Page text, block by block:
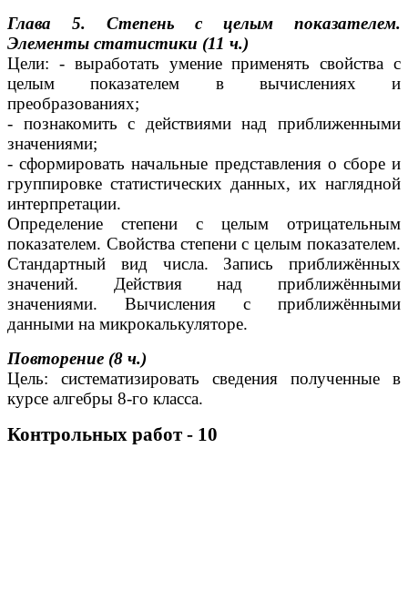
Глава 5. Степень с целым показателем.
Элементы статистики (11 ч.)
Цели: - выработать умение применять свойства с
целым показателем в вычислениях и
преобразованиях;
- познакомить с действиями над приближенными
значениями;
- сформировать начальные представления о сборе и
группировке статистических данных, их наглядной
интерпретации.
Определение степени с целым отрицательным
показателем. Свойства степени с целым показателем.
Стандартный вид числа. Запись приближённых
значений. Действия над приближёнными
значениями. Вычисления с приближёнными
данными на микрокалькуляторе.
Повторение (8 ч.)
Цель: систематизировать сведения полученные в
курсе алгебры 8-го класса.
Контрольных работ - 10